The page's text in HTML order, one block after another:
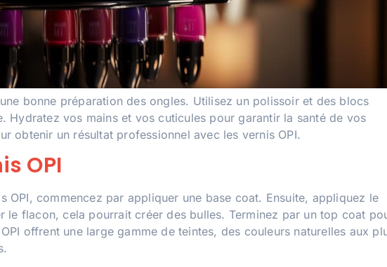
bonne préparation des ongles. Utilisez un polissoir et des blocs
Hydratez vos mains et vos cuticules pour garantir la santé de vos
obtenir un résultat professionnel avec les vernis OPI.
OPI
OPI, commencez par appliquer une base coat. Ensuite, appliquez le
le flacon, cela pourrait créer des bulles. Terminez par un top coat
offrent une large gamme de teintes, des couleurs naturelles aux